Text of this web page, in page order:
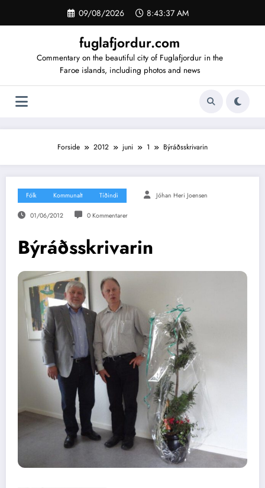
indhold
09/08/2026 8:43:37 AM
fuglafjordur.com
Commentary on the beautiful city of Fuglafjordur in the
Faroe islands, including photos and news
Forside 2012 juni 1 Býráðsskrivarin
Fólk Kommunalt Tíðindi Jóhan Heri Joensen
01/06/2012 0 Kommentarer
Býráðsskrivarin